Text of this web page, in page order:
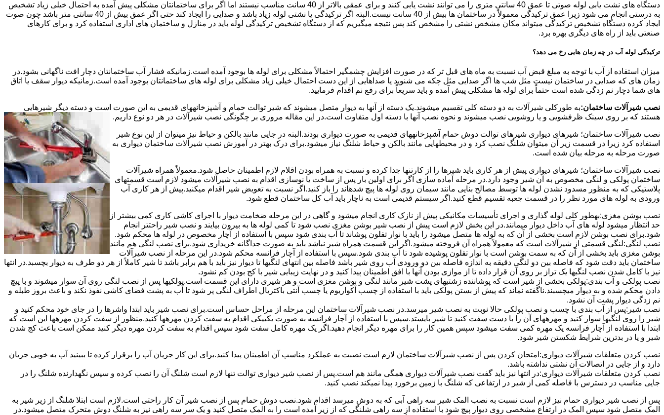
دستگاه های نشت یابی لوله صوتی تا عمق 40 سانتی متری را می توانند نشت یابی کنند و برای عمقی بالاتر از 40 سانت مناسب نیستند اما اگر برای ساختمانتان مشکلی پیش آمده به احتمال خیلی زیاد تشخیص
به درستی انجام می شود زیرا عمق ترکیدگی معمولاً در ساختمان ها بیش از 40 سانت نیست.البته اگر ترکیدگی یا نشتی لوله زیاد باشد و صدایی را ایجاد کند حتی اگر عمق بیش از 40 سانتی متر باشد چون صوت
ایجاد کرده دستگاه تشخیص ترکیدگی میتواند مکان مشخص نشتی را مشخص کند پس نتیجه میگیریم که از دستگاه تشخیص ترکیدگی لوله باید در منازل و ساختمان های اداری استفاده کرد و برای کارهای
صنعتی باید از راه های دیگری بهره برد.
ترکیدگی لوله آب در چه زمان هایی رخ می دهد؟
میزان استفاده از آب با توجه به مبلغ قبض آب نسبت به ماه های قبل تر که در صورت افزایش چشمگیر احتمالاً مشکلی برای لوله ها بوجود آمده است.زمانیکه فشار آب ساختمانتان دچار افت ناگهانی بشود.در
زمان های که صدایی در ساختمان نیست مثل شب ها اگر صدایی مثل چکه می شنوید یا صداهایی از این دست احتمال خیلی زیاد مشکلی برای لوله های ساختمانتان بوجود آمده است.زمانیکه دیوار سقف یا اتاق
های شما دچار نم زدگی شده است حتماً برای لوله ها مشکلی پیش آمده و باید سریعاً برای رفع نم اقدام فرمایید.
نصب شیرآلات ساختمان:به طورکلی شیرآلات به دو دسته کلی تقسیم میشوند.یک دسته از آنها به دیوار متصل میشوند که شیر توالت حمام و آشپزخانههای قدیمی به این صورت است و دسته دیگر شیرهایی
هستند که بر روی سینک ظرفشویی و یا روشویی نصب میشوند و نحوه نصب آنها با دسته اول متفاوت است.در این مقاله مروری بر چگونگی نصب شیرآلات در هر دو نوع داریم.
نصب شیرآلات ساختمان؛ شیرهای دیواری شیرهای توالت دوش حمام آشپزخانههای قدیمی به صورت دیواری بودند.البته در جایی مانند بالکن و حیاط نیز میتوان از این نوع شیر
استفاده کرد زیرا در قسمت زیر آن میتوان شلنگ نصب کرد و در محیطهایی مانند بالکن و حیاط شلنگ نیاز میشود.برای درک بهتر در آموزش نصب شیرآلات ساختمان دیواری به
صورت مرحله به مرحله بیان شده است.
نصب شیرآلات ساختمان؛ شیرهای دیواری پیش از هر کاری باید شیرها را از کارتنها جدا کرده و نسبت به همراه بودن اقلام لازم اطمینان حاصل شود.معمولاً همراه شیرآلات
ساختمان پولکی و لنگی مخصوص به آن شیر وجود دارد.در مرحله آماده سازی اگر برای اولین بار پس از ساخت یا نوسازی اقدام به نصب شیرآلات میشود لازم است قسمتهای
پلاستیکی که به منظور مسدود نشدن لوله ها توسط مصالح بنایی مانند سیمان روی لوله ها پیچ شدهاند را باز کنید.اگر نسبت به تعویض شیر اقدام میکنید.پیش از هر کاری آب
ورودی به لوله های مورد نظر را در قسمت جعبه تقسیم قطع کنید.اگر سیستم قدیمی است به ناچار باید آب کل ساختمان قطع شود.
نصب بوشن مغزی:بهطور کلی لوله گذاری و اجرای تأسیسات مکانیکی پیش از نازک کاری انجام میشود و گاهی در این مرحله ضخامت دیوار با اجرای کاشی کاری کمی بیشتر از
حد انتظار میشود لوله های آب داخل دیوار میمانند.در این بخش لازم است پیش از نصب شیر بوشن مغزی نصب شود تا کمی لوله ها به بیرون بیایند و نصب شیر راحتتر انجام
شود.برای نصب بوشن لازم است بخشی از آن که به لوله ها متصل میشود را باید با نوار تفلون پوشاند تا آب بندی شود سپس با استفاده از آچار مخصوص در لوله ها محکم شود.
نصب لنگی:لنگی قسمتی از شیرآلات است که معمولاً همراه آن فروخته میشود.اگر این قسمت همراه شیر نباشد باید به صورت جداگانه خریداری شود.برای نصب لنگی هم مانند
بوشن مغزی باید بخشی از آن که به سمت بوشن است با نوار تفلون پوشیده شود تا آب بندی شود.سپس با استفاده از آچار فرانسه محکم شود.در این مرحله از نصب شیرآلات
ساختمان باید دقت شود که فاصله بین دو لنگی دقیقه به اندازه فاصله بین دو ورودی آب روی شیر باشد فاصله بین انتهای لنگیها تا دیوار نیز باید با هم برابر باشد تا شیر کاملاً از هر دو طرف به دیوار بچسبد.در انتها
نیز با کامل شدن نصب لنگیها یک تراز بر روی آن قرار داده تا از موازی بودن آنها با افق اطمینان پیدا کنید و در نهایت زیبایی شیر با کج بودن کم نشود.
نصب پولکی و آب بندی:پولکی بخشی از شیر است که پوشاننده زشتیهای پشت شیر مانند لنگی و بوشن مغزی است و هر شیری دارای این قسمت است.پولکیها پس از نصب لنگی روی آن سوار میشوند و با پیچ
دادن محکم شده و به دیوار میچسبند.ناگفته نماند که پیش از بستن پولکی باید با استفاده از چسب آکواریوم یا چسب آنتی باکتریال اطراف لنگی پر شود تا آب به پشت فضای کاشی نفوذ نکند و باعث بروز طبله و
نم زدگی دیوار پشت آن نشود.
نصب شیر:پس از آب بندی با چسب و نصب پولکی حالا نوبت به نصب شیر میرسد.در نصب شیرآلات ساختمان این مرحله از مراحل حساس است.برای نصب شیر باید ابتدا واشرها را در جای خود محکم کنید و
شیر را روی لنگیها سوار کنید و مهرههای آن را با دست سفت کنید تا شیر بایستد.سپس با استفاده از آچار فرانسه به صورت یکییکی اقدام به سفت کردن مهرهها کنید.منظور از سفت کردن مهرهها این است که
ابتدا با استفاده از آچار فرانسه یک مهره کمی سفت میشود سپس همین کار را برای مهره دیگر انجام دهید.اگر یک مهره کامل سفت شود سپس اقدام به سفت کردن مهره دیگر کنید ممکن است باعث کج شدن
شیر و یا در بدترین شرایط شکستن شیر شود.
نصب کردن متعلقات شیرآلات دیواری:امتحان کردن پس از نصب شیرآلات ساختمان لازم است نصبت به عملکرد مناسب آن اطمینان پیدا کنید.برای این کار جریان آب را برقرار کرده تا ببینید آب به خوبی جریان
دارد و از جایی در اتصالات آن نشتی نداشته باشد.
نصب کردن متعلقات شیرآلات دیواری:در انتها نیز باید گفت نصب شیرآلات دیواری همگی مانند هم است.پس از نصب شیر دیواری توالت تنها لازم است شلنگ آن را نصب کرده و سپس نگهدارنده شلنگ را در
جایی مناسب در دسترس با فاصله کمی از شیر در ارتفاعی که شلنگ با زمین برخورد پیدا نمیکند نصب کنید.
پس از نصب شیر دیواری حمام نیز لازم است نسبت به نصب المک شیر سه راهی آبی که به دوش میرسد اقدام شود.نصب دوش حمام پس از نصب شیر آن کار راحتی است.لازم است ابتلا شلنگ از زیر شیر به
المک متصل شود سپس المک در ارتفاع مشخصی روی دیوار پیچ شود با استفاده از سه راهی شلنگی که از زیر آمده است را به المک متصل کنید و یک سر سه راهی نیز به شلنگ دوش متحرک متصل میشود.در